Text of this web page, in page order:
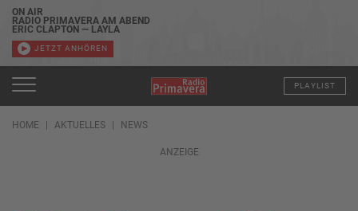
ON AIR
RADIO PRIMAVERA AM ABEND
ERIC CLAPTON — LAYLA
JETZT ANHÖREN
PLAYLIST
HOME AKTUELLES NEWS
ANZEIGE